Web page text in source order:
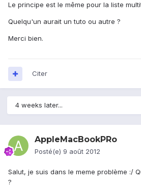
Le principe est le même pour la liste
Quelqu'un aurait un tuto ou autre ?
Merci bien.
Citer
4 weeks later...
AppleMacBookPRo
Posté(e) 9 août 2012
Salut, je suis dans le meme problème :/
?